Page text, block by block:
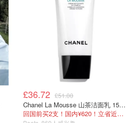
£36.72 £51.00
Chanel La Mousse 山茶洁面乳 150ml
回国前买2支！国内¥620！立省近一半！